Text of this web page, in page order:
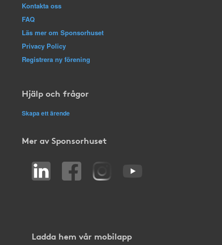
Kontakta oss
FAQ
Läs mer om Sponsorhuset
Privacy Policy
Registrera ny förening
Hjälp och frågor
Skapa ett ärende
Mer av Sponsorhuset
Ladda hem vår mobilapp